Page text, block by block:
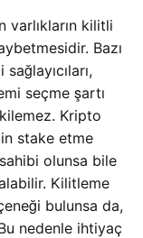
kilitli
Bazı
seçme şartı
Kripto
stake etme
olunsa bile
Kilitleme
bulunsa da,
nedenle ihtiyaç